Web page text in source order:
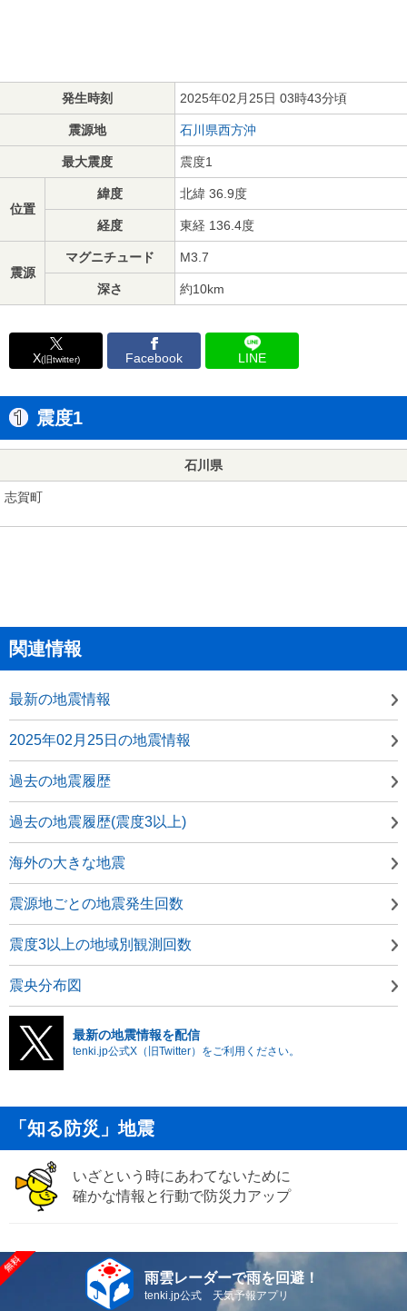
発生時刻 2025年02月25日 03時43分頃
震源地 石川県西方沖
最大震度 震度1
位置
緯度 北緯 36.9度
経度 東経 136.4度
震源
マグニチュード M3.7
深さ 約10km
X(旧twitter) Facebook LINE
震度1
石川県
志賀町
関連情報
最新の地震情報
2025年02月25日の地震情報
過去の地震履歴
過去の地震履歴(震度3以上)
海外の大きな地震
震源地ごとの地震発生回数
震度3以上の地域別観測回数
震央分布図
最新の地震情報を配信
tenki.jp公式X（旧Twitter）をご利用ください。
「知る防災」地震
いざという時にあわてないために
確かな情報と行動で防災力アップ
雨雲レーダーで雨を回避！
tenki.jp公式 天気予報アプリ